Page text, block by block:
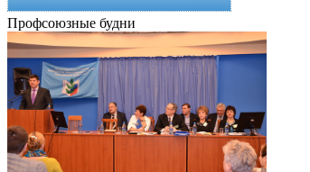
Профсоюзные будни